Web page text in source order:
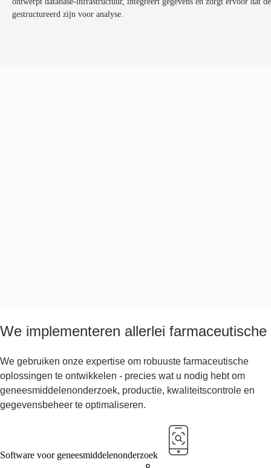
gestructureerd zijn voor analyse.
We implementeren allerlei farmaceutische
We gebruiken onze expertise om robuuste farmaceutische
oplossingen te ontwikkelen - precies wat u nodig hebt om
geneesmiddelenonderzoek, productie, kwaliteitscontrole en
gegevensbeheer te optimaliseren.
Software voor geneesmiddelenonderzoek